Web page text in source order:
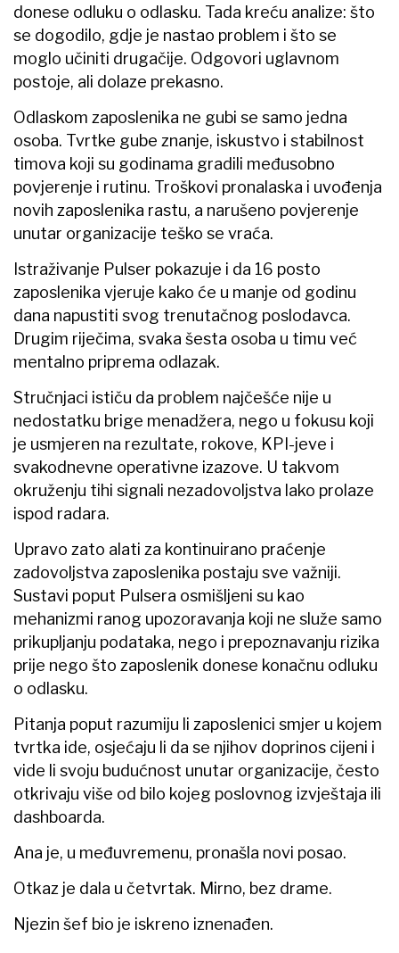
donese odluku o odlasku. Tada kreću analize: što
se dogodilo, gdje je nastao problem i što se
moglo učiniti drugačije. Odgovori uglavnom
postoje, ali dolaze prekasno.
Odlaskom zaposlenika ne gubi se samo jedna
osoba. Tvrtke gube znanje, iskustvo i stabilnost
timova koji su godinama gradili međusobno
povjerenje i rutinu. Troškovi pronalaska i uvođenja
novih zaposlenika rastu, a narušeno povjerenje
unutar organizacije teško se vraća.
Istraživanje Pulser pokazuje i da 16 posto
zaposlenika vjeruje kako će u manje od godinu
dana napustiti svog trenutačnog poslodavca.
Drugim riječima, svaka šesta osoba u timu već
mentalno priprema odlazak.
Stručnjaci ističu da problem najčešće nije u
nedostatku brige menadžera, nego u fokusu koji
je usmjeren na rezultate, rokove, KPI-jeve i
svakodnevne operativne izazove. U takvom
okruženju tihi signali nezadovoljstva lako prolaze
ispod radara.
Upravo zato alati za kontinuirano praćenje
zadovoljstva zaposlenika postaju sve važniji.
Sustavi poput Pulsera osmišljeni su kao
mehanizmi ranog upozoravanja koji ne služe samo
prikupljanju podataka, nego i prepoznavanju rizika
prije nego što zaposlenik donese konačnu odluku
o odlasku.
Pitanja poput razumiju li zaposlenici smjer u kojem
tvrtka ide, osjećaju li da se njihov doprinos cijeni i
vide li svoju budućnost unutar organizacije, često
otkrivaju više od bilo kojeg poslovnog izvještaja ili
dashboarda.
Ana je, u međuvremenu, pronašla novi posao.
Otkaz je dala u četvrtak. Mirno, bez drame.
Njezin šef bio je iskreno iznenađen.